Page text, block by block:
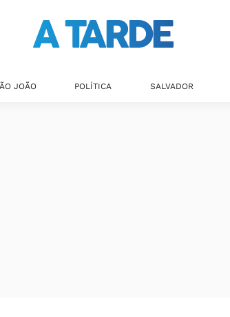
JOÃO POLÍTICA SALVADOR